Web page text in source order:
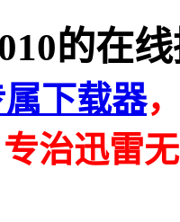
的在线
下载器
治迅雷